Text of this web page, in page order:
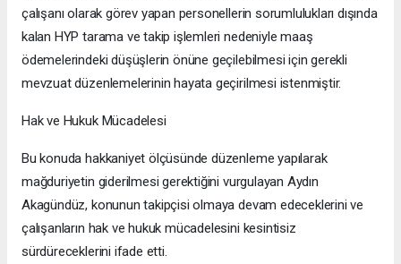
çalışanı olarak görev yapan personellerin sorumlulukları dışında
kalan HYP tarama ve takip işlemleri nedeniyle maaş
ödemelerindeki düşüşlerin önüne geçilebilmesi için gerekli
mevzuat düzenlemelerinin hayata geçirilmesi istenmiştir.
Hak ve Hukuk Mücadelesi
Bu konuda hakkaniyet ölçüsünde düzenleme yapılarak
mağduriyetin giderilmesi gerektiğini vurgulayan Aydın
Akagündüz, konunun takipçisi olmaya devam edeceklerini ve
çalışanların hak ve hukuk mücadelesini kesintisiz
sürdüreceklerini ifade etti.